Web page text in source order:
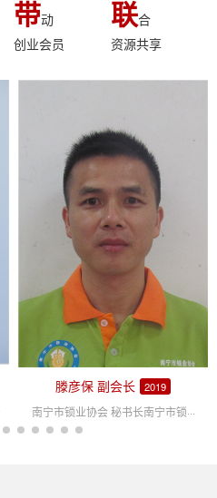
带动
创业会员
联合
资源共享
滕彦保 副会长 2019
南宁市锁业协会 秘书长南宁市锁···